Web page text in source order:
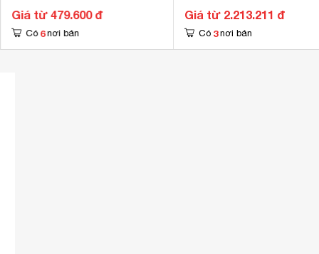
Giá từ 479.600 đ
Có 6 nơi bán
Giá từ 2.213.211 đ
Có 3 nơi bán